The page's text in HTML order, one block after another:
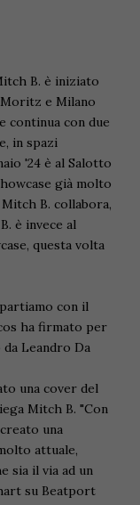
B. è iniziato
e Milano
continua con due
in spazi
'24 è al Salotto
già molto
B. collabora,
è invece al
questa volta
con il
ha firmato per
Leandro Da
una cover del
Mitch B. "Con
una
attuale,
sia il via ad un
su Beatport